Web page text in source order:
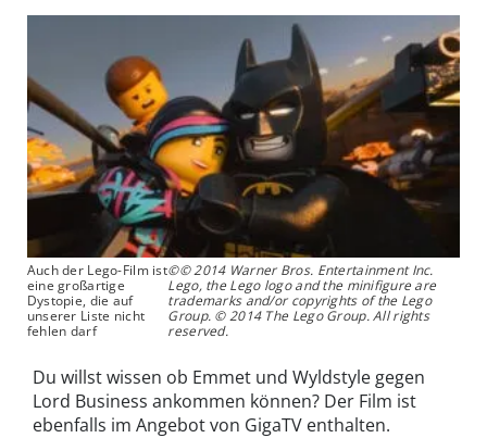
Auch der Lego-Film ist
eine großartige
Dystopie, die auf
unserer Liste nicht
fehlen darf
©© 2014 Warner Bros. Entertainment Inc.
Lego, the Lego logo and the minifigure are
trademarks and/or copyrights of the Lego
Group. © 2014 The Lego Group. All rights
reserved.
Du willst wissen ob Emmet und Wyldstyle gegen
Lord Business ankommen können? Der Film ist
ebenfalls im Angebot von GigaTV enthalten.